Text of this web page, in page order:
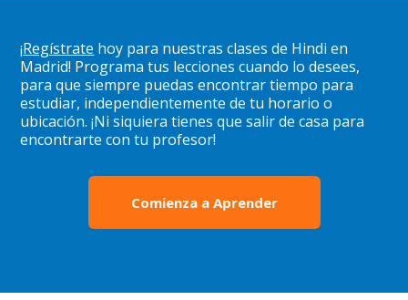
¡Regístrate hoy para nuestras clases de Hindi en
Madrid! Programa tus lecciones cuando lo desees,
para que siempre puedas encontrar tiempo para
estudiar, independientemente de tu horario o
ubicación. ¡Ni siquiera tienes que salir de casa para
encontrarte con tu profesor!
Comienza a Aprender